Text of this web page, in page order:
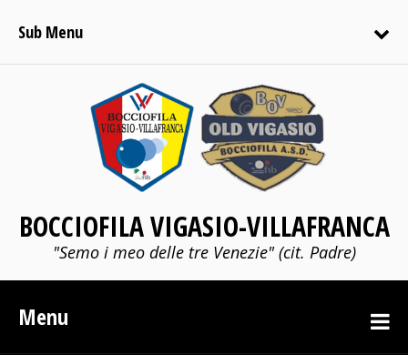
Sub Menu
BOCCIOFILA VIGASIO-VILLAFRANCA
"Semo i meo delle tre Venezie" (cit. Padre)
Menu